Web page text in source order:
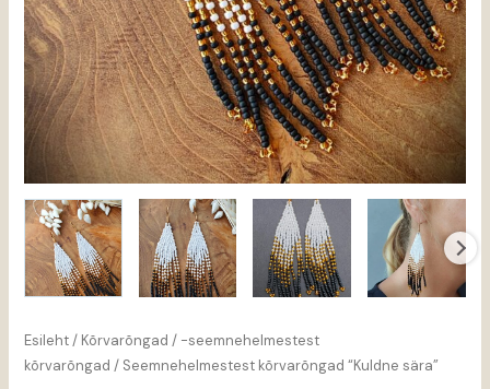
Esileht/ Kõrvarõngad / -seemnehelmestest
kõrvarõngad / Seemnehelmestest kõrvarõngad “Kuldne sära”